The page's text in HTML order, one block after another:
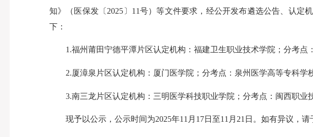
知》（医保发〔2025〕11号）等文件要求，经公开发布遴选公告、认
下：
1.福州莆田宁德平潭片区认定机构：福建卫生职业技术学院；分考
2.厦漳泉片区认定机构：厦门医学院；分考点：泉州医学高等专科学
3.南三龙片区认定机构：三明医学科技职业学院；分考点：闽西职业
现予以公示，公示时间为2025年11月17日至11月21日。如有异议，请